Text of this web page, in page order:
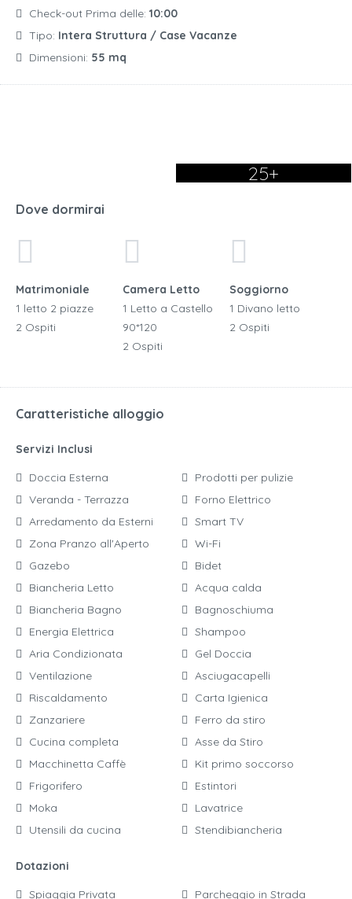
Check-out Prima delle: 10:00
Tipo: Intera Struttura / Case Vacanze
Dimensioni: 55 mq
25+
Dove dormirai
Matrimoniale
1 letto 2 piazze
2 Ospiti
Camera Letto
1 Letto a Castello
90*120
2 Ospiti
Soggiorno
1 Divano letto
2 Ospiti
Caratteristiche alloggio
Servizi Inclusi
Doccia Esterna
Veranda - Terrazza
Arredamento da Esterni
Zona Pranzo all'Aperto
Gazebo
Biancheria Letto
Biancheria Bagno
Energia Elettrica
Aria Condizionata
Ventilazione
Riscaldamento
Zanzariere
Cucina completa
Macchinetta Caffè
Frigorifero
Moka
Utensili da cucina
Prodotti per pulizie
Forno Elettrico
Smart TV
Wi-Fi
Bidet
Acqua calda
Bagnoschiuma
Shampoo
Gel Doccia
Asciugacapelli
Carta Igienica
Ferro da stiro
Asse da Stiro
Kit primo soccorso
Estintori
Lavatrice
Stendibiancheria
Dotazioni
Spiaggia Privata
Parcheggio in Strada